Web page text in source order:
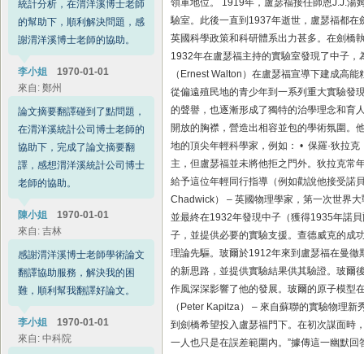
碰到博士論文翻譯，在雅虎奇
摩看到渭洋溪公司提供學術論
文翻譯協助服務，在博士老師
的協助下，順利翻譯完成，感
謝渭洋溪公司博士老師學術論
文翻譯協助服務。
李先生
1970‑01‑01
來自: 香港大學
在工作中需要設計一款
matlab程式代碼，在尋求渭
洋溪博士老師幫助後，順利解
決問題，感謝渭洋溪博士老師
的程式設計協助服務，解決我
的困難。
張先生
1970‑01‑01
來自: 中科院福建物構所
碰到論文的統計分析難點，不
領軍地位。 1919年，盧瑟福接任師恩J.J.
驗室。此後一直到1937年逝世，盧瑟福都
英國科學政策和科研體系出力甚多。在劍橋
1932年在盧瑟福主持的實驗室發現了中子，
（Ernest Walton）在盧瑟福宣導下建成高
從偏遠殖民地的青少年到一系列重大實驗發
的聲譽，也逐漸形成了獨特的治學理念和育
開放的胸襟，營造出相容並包的學術氛圍。
地的頂尖年輕科學家，例如： • 保羅·狄拉
主，但盧瑟福並未將他拒之門外。狄拉克常
給予這位年輕同行指導（例如勸說他接受諾
Chadwick） – 英國物理學家，第一次世界
並最終在1932年發現中子（獲得1935年諾
子，並提供必要的實驗支援。查德威克的成
理論先驅。玻爾於1912年來到盧瑟福在曼
的新思路，並提供實驗結果供其驗證。玻爾
作風深深影響了他的發展。玻爾的原子模型
（Peter Kapitza） – 來自蘇聯的實驗物理
到劍橋希望投入盧瑟福門下。在初次謀面時
一人也只是在誤差範圍內。”據傳這一幽默